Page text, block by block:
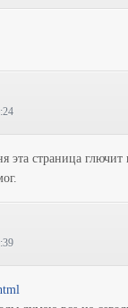
эта страница глючит